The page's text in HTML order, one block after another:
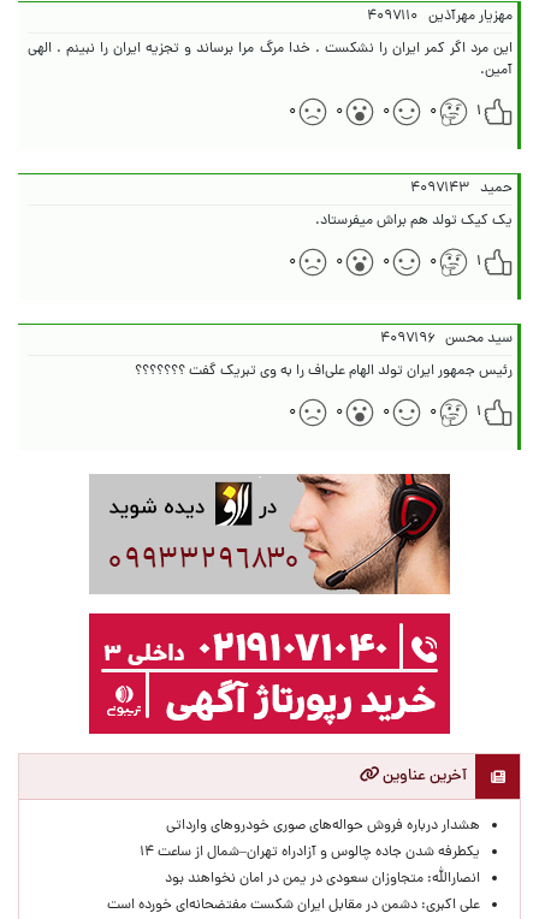
مهزیار مهرآذین ۴۰۹۷۱۱۰
این‌ مرد اگر کمر ایران را نشکست . خدا مرگ مرا برساند و تجزیه ایران را نبینم . الهی
آمین.
۱
۰ ۰ ۰ ۰
حمید ۴۰۹۷۱۴۳
یک کیک تولد هم براش میفرستاد.
۱
۰ ۰ ۰ ۰
سید محسن ۴۰۹۷۱۹۶
رئیس جمهور ایران تولد الهام علی‌اف را به وی تبریک گفت ؟؟؟؟؟؟؟
۱
۰ ۰ ۰ ۰
آخرین عناوین
هشدار درباره فروش حواله‌های صوری خودروهای وارداتی
یکطرفه شدن جاده چالوس و آزادراه تهران–شمال از ساعت ۱۴
انصارالله: متجاوزان سعودی در یمن در امان نخواهند بود
علی اکبری: دشمن در مقابل ایران شکست مفتضحانه‌ای خورده است